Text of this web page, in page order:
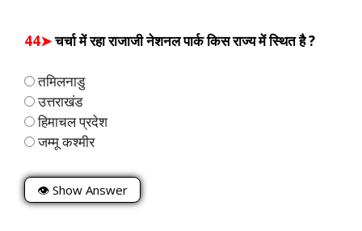
44➤चर्चा में रहा राजाजी नेशनल पार्क किस राज्य में स्थित है ?
तमिलनाडु
उत्तराखंड
हिमाचल प्रदेश
जम्मू कश्मीर
👁 Show Answer